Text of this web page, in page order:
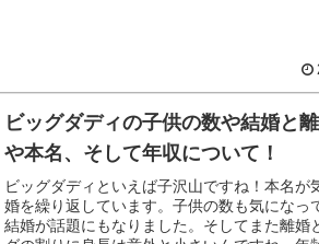
ビッグダディの子供の数や結婚と
や本名、そして年収について！
ビッグダディといえば子沢山ですね！本名が
婚を繰り返しています。子供の数も気になっ
結婚が話題にもなりました。そしてまた離婚